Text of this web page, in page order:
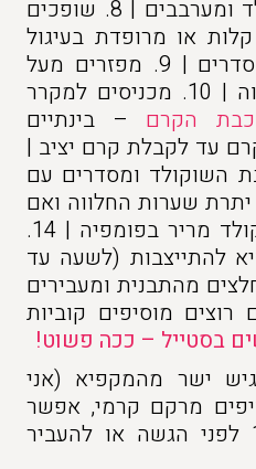
העוגיות לקערת השוקולד ומערבבים | 8. שופכים
או מרופדת בעיגול
ושוליים מנייר אפיה, מסדרים | 9. מפזרים מעל
כמחצית משערות החלווה | 10. מכניסים למקרר
הקרם – בינתיים
עד לקבלת קרם יציב |
השוקולד ומסדרים עם
את יתרת שערות החלווה ואם
רוצים מגרדים קצת שוקולד מריר בפומפיה | 14.
להתייצבות (לשעה עד
מחלצים מהתבנית ומעבירים
הגשה | 16. אם רוצים מוסיפים קוביות
בסטייל – ככה פשוט!
ישר מהמקפיא (אני
מרקם קרמי, אפשר
לתת לה להפשיר כ-10 לפני הגשה או להעביר